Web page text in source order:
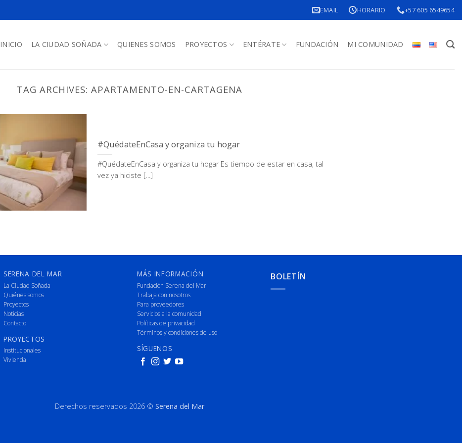
EMAIL HORARIO +57 605 6549654
INICIO LA CIUDAD SOÑADA QUIENES SOMOS PROYECTOS ENTÉRATE FUNDACIÓN MI COMUNIDAD
TAG ARCHIVES: APARTAMENTO-EN-CARTAGENA
#QuédateEnCasa y organiza tu hogar
#QuédateEnCasa y organiza tu hogar Es tiempo de estar en casa, tal
vez ya hiciste [...]
SERENA DEL MAR
La Ciudad Soñada
Quiénes somos
Proyectos
Noticias
Contacto
PROYECTOS
Institucionales
Vivienda
MÁS INFORMACIÓN
Fundación Serena del Mar
Trabaja con nosotros
Para proveedores
Servicios a la comunidad
Políticas de privacidad
Términos y condiciones de uso
SÍGUENOS
BOLETÍN
Derechos reservados 2026 © Serena del Mar